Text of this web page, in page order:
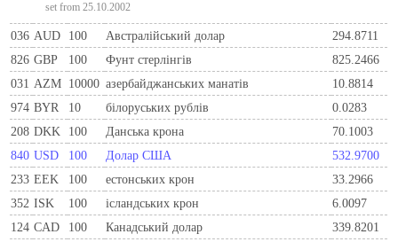
set from 25.10.2002
036 AUD 100 Австралійський долар
294.8711
826 GBP 100 Фунт стерлінгів
825.2466
031 AZM 10000 азербайджанських манатів
10.8814
974 BYR 10 білоруських рублів
0.0283
208 DKK 100 Данська крона
70.1003
840 USD 100 Долар США
532.9700
233 EEK 100 естонських крон
33.2966
352 ISK 100 ісландських крон
6.0097
124 CAD 100 Канадський долар
339.8201